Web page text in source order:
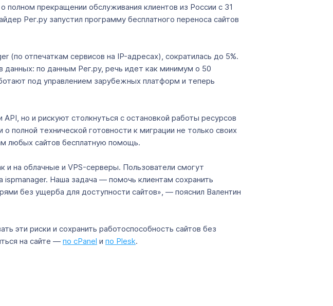
полном прекращении обслуживания клиентов из России с 31
Рег.ру запустил программу бесплатного переноса сайтов
(по отпечаткам сервисов на IP-адресах), сократилась до 5%.
по данным Рег.ру, речь идет как минимум о 50
под управлением зарубежных платформ и теперь
но и рискуют столкнуться с остановкой работы ресурсов
полной технической готовности к миграции не только своих
любых сайтов бесплатную помощь.
и на облачные и VPS-серверы. Пользователи смогут
Наша задача — помочь клиентам сохранить
без ущерба для доступности сайтов», — пояснил Валентин
эти риски и сохранить работоспособность сайтов без
на сайте — по cPanel и по Plesk.